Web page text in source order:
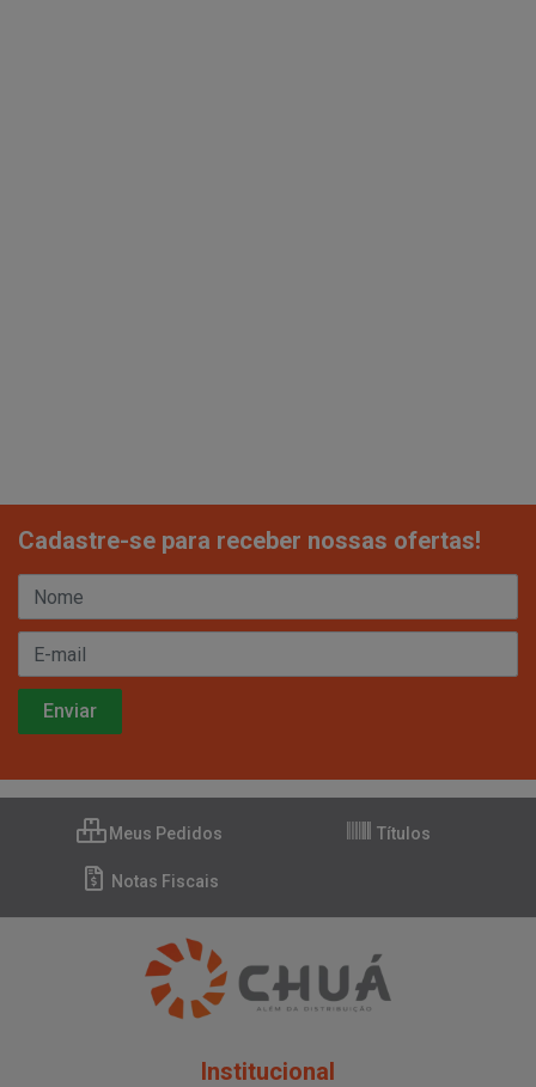
Cadastre-se para receber nossas ofertas!
Meus Pedidos Títulos
Notas Fiscais
Institucional